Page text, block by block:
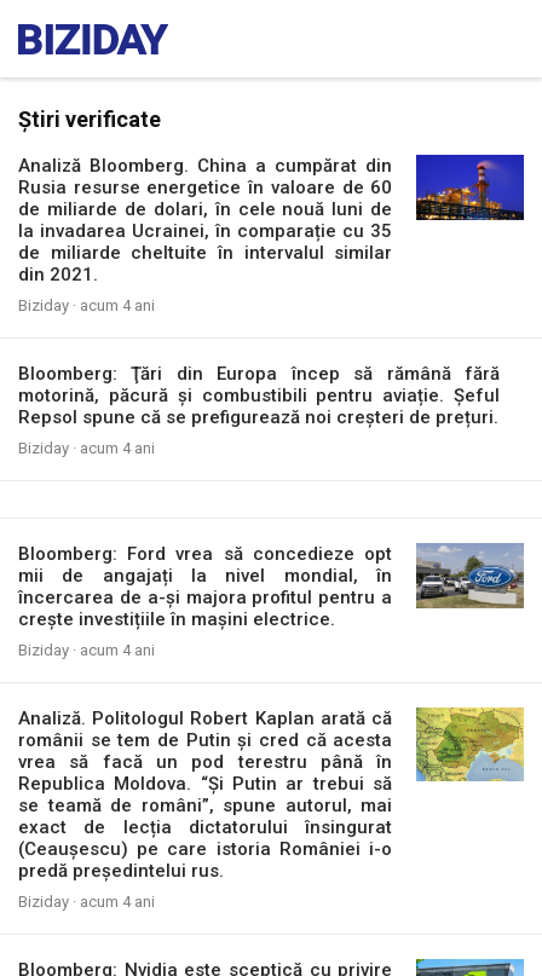
Știri verificate
Analiză Bloomberg. China a cumpărat din
Rusia resurse energetice în valoare de 60
de miliarde de dolari, în cele nouă luni de
la invadarea Ucrainei, în comparație cu 35
de miliarde cheltuite în intervalul similar
din 2021.
Biziday · acum 4 ani
Bloomberg: Ţări din Europa încep să rămână fără
motorină, păcură și combustibili pentru aviație. Șeful
Repsol spune că se prefigurează noi creșteri de prețuri.
Biziday · acum 4 ani
Bloomberg: Ford vrea să concedieze opt
mii de angajați la nivel mondial, în
încercarea de a-și majora profitul pentru a
crește investițiile în mașini electrice.
Biziday · acum 4 ani
Analiză. Politologul Robert Kaplan arată că
românii se tem de Putin și cred că acesta
vrea să facă un pod terestru până în
Republica Moldova. “Și Putin ar trebui să
se teamă de români”, spune autorul, mai
exact de lecția dictatorului însingurat
(Ceaușescu) pe care istoria României i-o
predă președintelui rus.
Biziday · acum 4 ani
Bloomberg: Nvidia este sceptică cu privire